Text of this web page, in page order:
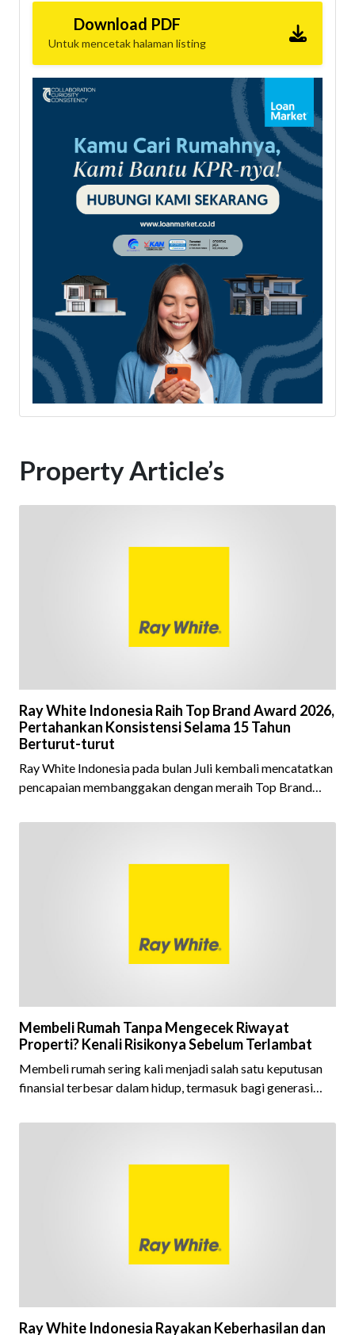
Download PDF
Untuk mencetak halaman listing
Property Article’s
Ray White Indonesia Raih Top Brand Award 2026,
Pertahankan Konsistensi Selama 15 Tahun
Berturut-turut
Ray White Indonesia pada bulan Juli kembali mencatatkan
pencapaian membanggakan dengan meraih Top Brand
ini menjadi semakin istimewa karena Ray White Indonesia
tahun berturut-turut, sebuah bukti nyata atas konsistensi,
Membeli Rumah Tanpa Mengecek Riwayat
Properti? Kenali Risikonya Sebelum Terlambat
Membeli rumah sering kali menjadi salah satu keputusan
finansial terbesar dalam hidup, termasuk bagi generasi
kepemilikan hunian maupun investasi properti. Namun
fokus pada harga atau lokasi tanpa memperhatikan
Ray White Indonesia Rayakan Keberhasilan dan